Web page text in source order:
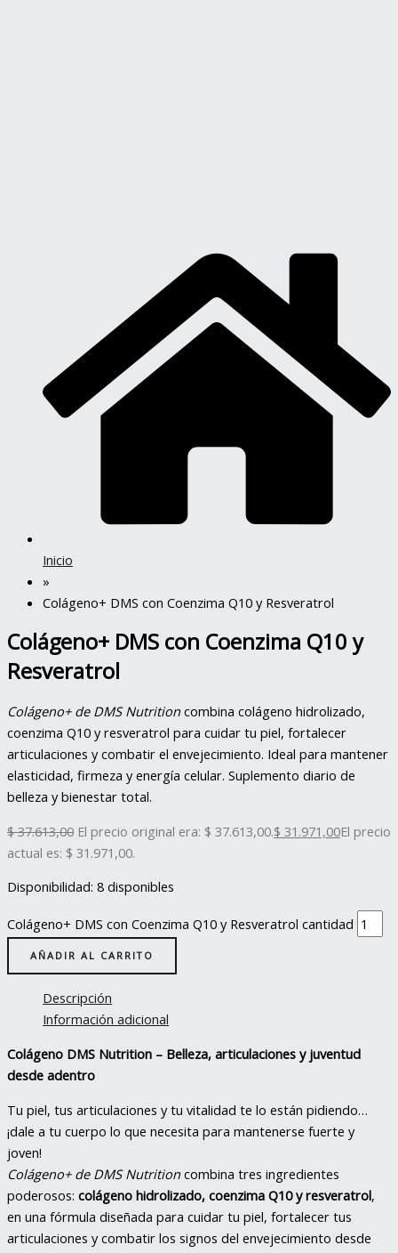
Inicio
»
Colágeno+ DMS con Coenzima Q10 y Resveratrol
Colágeno+ DMS con Coenzima Q10 y
Resveratrol
Colágeno+ de DMS Nutrition combina colágeno hidrolizado,
coenzima Q10 y resveratrol para cuidar tu piel, fortalecer
articulaciones y combatir el envejecimiento. Ideal para mantener
elasticidad, firmeza y energía celular. Suplemento diario de
belleza y bienestar total.
$37.613,00 El precio original era: $ 37.613,00.$ 31.971,00El precio
actual es: $ 31.971,00.
Disponibilidad: 8 disponibles
Colágeno+ DMS con Coenzima Q10 y Resveratrol cantidad
AÑADIR AL CARRITO
Descripción
Información adicional
Colágeno DMS Nutrition – Belleza, articulaciones y juventud
desde adentro
Tu piel, tus articulaciones y tu vitalidad te lo están pidiendo…
¡dale a tu cuerpo lo que necesita para mantenerse fuerte y
joven!
Colágeno+ de DMS Nutrition combina tres ingredientes
poderosos: colágeno hidrolizado, coenzima Q10 y resveratrol,
en una fórmula diseñada para cuidar tu piel, fortalecer tus
articulaciones y combatir los signos del envejecimiento desde